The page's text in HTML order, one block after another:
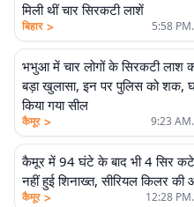
मिली थीं चार सिरकटी लाशें
बिहार > 5:58
भभुआ में चार लोगों के सिरकटी लाश
बड़ा खुलासा, इन पर पुलिस को शक,
किया गया सील
कैमूर > 9:23
कैमूर में 94 घंटे के बाद भी 4 सिर
नहीं हुई शिनाख्त, सीरियल किलर
कैमूर > 12:28